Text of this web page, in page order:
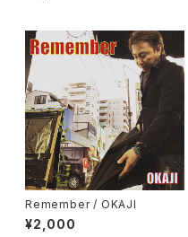
Remember / OKAJI
¥2,000